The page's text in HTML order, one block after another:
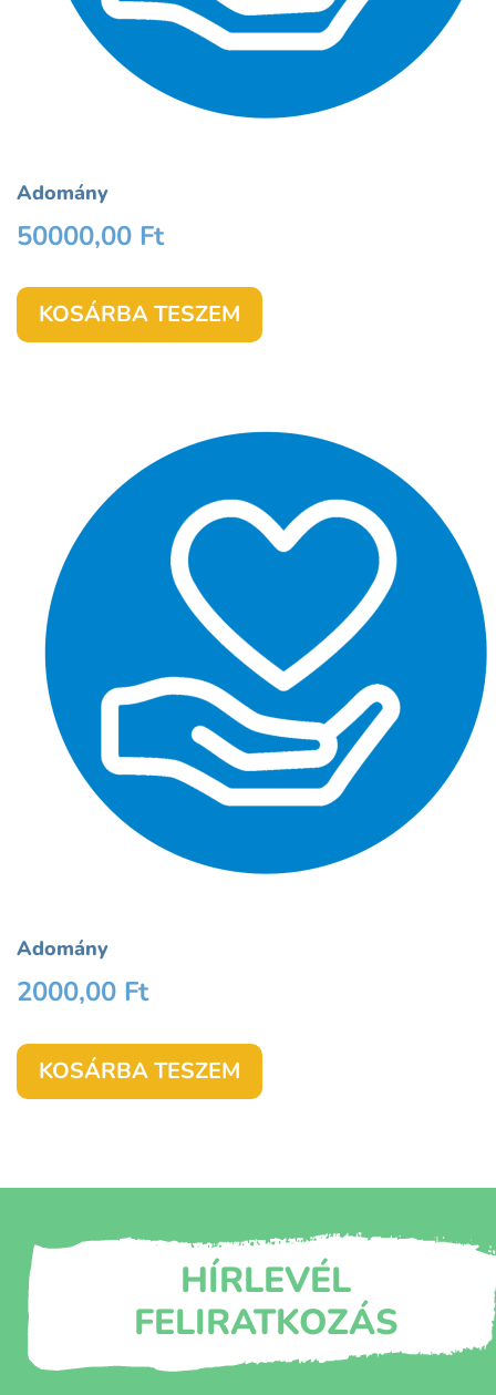
Adomány
50000,00 Ft
KOSÁRBA TESZEM
Adomány
2000,00 Ft
KOSÁRBA TESZEM
HÍRLEVÉL
FELIRATKOZÁS